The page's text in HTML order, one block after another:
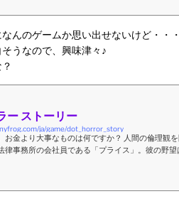
…
んのゲームか思い出せないけど・・・
うなので、興味津々♪
ー ストーリー
ja/game/dot_horror_story
お金より大事なものは何ですか？ 人間の倫理観
律事務所の会社員である「プライス」。彼の野